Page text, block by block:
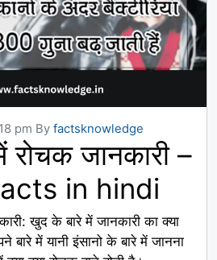
pm By factsknowledge
जानकारी –
in hindi
खुद के बारे में जानकारी का क्या
बारे में यानी इंसानो के बारे में जानना